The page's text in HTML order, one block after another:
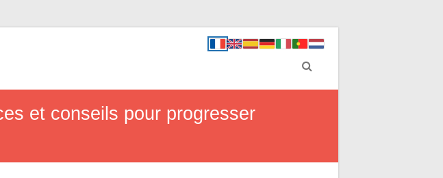
et conseils pour progresser